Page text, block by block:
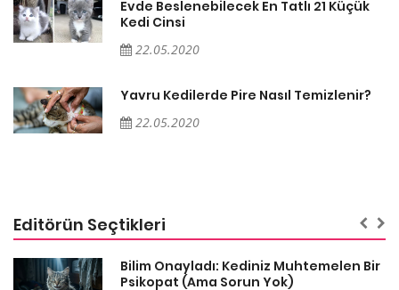
Evde Beslenebilecek En Tatlı 21 Küçük
Kedi Cinsi
22.05.2020
Yavru Kedilerde Pire Nasıl Temizlenir?
22.05.2020
Editörün Seçtikleri
Bilim Onayladı: Kediniz Muhtemelen Bir
Psikopat (Ama Sorun Yok)